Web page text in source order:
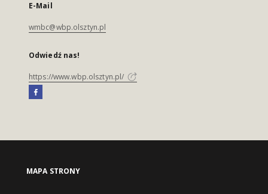
E-Mail
wmbc@wbp.olsztyn.pl
Odwiedź nas!
https://www.wbp.olsztyn.pl/
MAPA STRONY